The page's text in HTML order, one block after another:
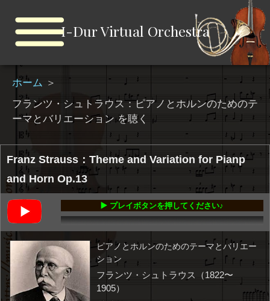
I-Dur Virtual Orchestra
ホーム ＞
フランツ・シュトラウス：ピアノとホルンのためのテ
ーマとバリエーション を聴く
Franz Strauss：Theme and Variation for Pianp
and Horn Op.13
▶️ プレイボタンを押してください♪
ピアノとホルンのためのテーマとバリエー
ション
フランツ・シュトラウス（1822〜
1905）